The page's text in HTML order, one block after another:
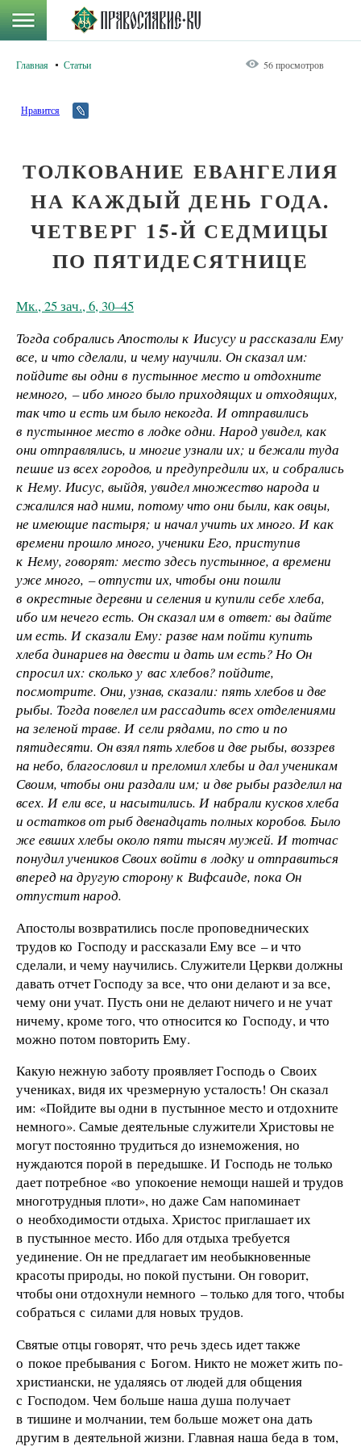
Главная Статьи 56 просмотров
Нравится
ТОЛКОВАНИЕ ЕВАНГЕЛИЯ
НА КАЖДЫЙ ДЕНЬ ГОДА.
ЧЕТВЕРГ 15-Й СЕДМИЦЫ
ПО ПЯТИДЕСЯТНИЦЕ
Мк., 25 зач., 6, 30–45
Тогда собрались Апостолы к Иисусу и рассказали Ему
все, и что сделали, и чему научили. Он сказал им:
пойдите вы одни в пустынное место и отдохните
немного, – ибо много было приходящих и отходящих,
так что и есть им было некогда. И отправились
в пустынное место в лодке одни. Народ увидел, как
они отправлялись, и многие узнали их; и бежали туда
пешие из всех городов, и предупредили их, и собрались
к Нему. Иисус, выйдя, увидел множество народа и
сжалился над ними, потому что они были, как овцы,
не имеющие пастыря; и начал учить их много. И как
времени прошло много, ученики Его, приступив
к Нему, говорят: место здесь пустынное, а времени
уже много, – отпусти их, чтобы они пошли
в окрестные деревни и селения и купили себе хлеба,
ибо им нечего есть. Он сказал им в ответ: вы дайте
им есть. И сказали Ему: разве нам пойти купить
хлеба динариев на двести и дать им есть? Но Он
спросил их: сколько у вас хлебов? пойдите,
посмотрите. Они, узнав, сказали: пять хлебов и две
рыбы. Тогда повелел им рассадить всех отделениями
на зеленой траве. И сели рядами, по сто и по
пятидесяти. Он взял пять хлебов и две рыбы, воззрев
на небо, благословил и преломил хлебы и дал ученикам
Своим, чтобы они раздали им; и две рыбы разделил на
всех. И ели все, и насытились. И набрали кусков хлеба
и остатков от рыб двенадцать полных коробов. Было
же евших хлебы около пяти тысяч мужей. И тотчас
понудил учеников Своих войти в лодку и отправиться
вперед на другую сторону к Вифсаиде, пока Он
отпустит народ.
Апостолы возвратились после проповеднических
трудов ко Господу и рассказали Ему все – и что
сделали, и чему научились. Служители Церкви должны
давать отчет Господу за все, что они делают и за все,
чему они учат. Пусть они не делают ничего и не учат
ничему, кроме того, что относится ко Господу, и что
можно потом повторить Ему.
Какую нежную заботу проявляет Господь о Своих
учениках, видя их чрезмерную усталость! Он сказал
им: «Пойдите вы одни в пустынное место и отдохните
немного». Самые деятельные служители Христовы не
могут постоянно трудиться до изнеможения, но
нуждаются порой в передышке. И Господь не только
дает потребное «во упокоение немощи нашей и трудов
многотрудныя плоти», но даже Сам напоминает
о необходимости отдыха. Христос приглашает их
в пустынное место. Ибо для отдыха требуется
уединение. Он не предлагает им необыкновенные
красоты природы, но покой пустыни. Он говорит,
чтобы они отдохнули немного – только для того, чтобы
собраться с силами для новых трудов.
Святые отцы говорят, что речь здесь идет также
о покое пребывания с Богом. Никто не может жить по-
христиански, не удаляясь от людей для общения
с Господом. Чем больше наша душа получает
в тишине и молчании, тем больше может она дать
другим в деятельной жизни. Главная наша беда в том,